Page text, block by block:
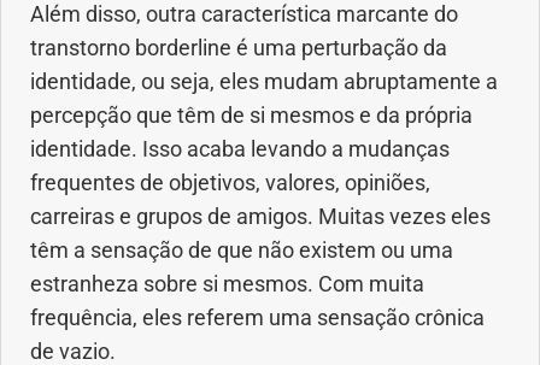
Além disso, outra característica marcante do
transtorno borderline é uma perturbação da
identidade, ou seja, eles mudam abruptamente a
percepção que têm de si mesmos e da própria
identidade. Isso acaba levando a mudanças
frequentes de objetivos, valores, opiniões,
carreiras e grupos de amigos. Muitas vezes eles
têm a sensação de que não existem ou uma
estranheza sobre si mesmos. Com muita
frequência, eles referem uma sensação crônica
de vazio.